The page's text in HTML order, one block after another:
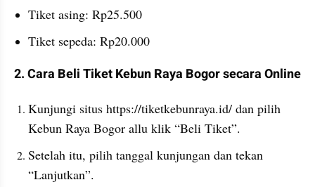
Tiket asing: Rp25.500
Tiket sepeda: Rp20.000
2. Cara Beli Tiket Kebun Raya Bogor secara Online
Kunjungi situs https://tiketkebunraya.id/ dan pilih
Kebun Raya Bogor allu klik “Beli Tiket”.
Setelah itu, pilih tanggal kunjungan dan tekan
“Lanjutkan”.